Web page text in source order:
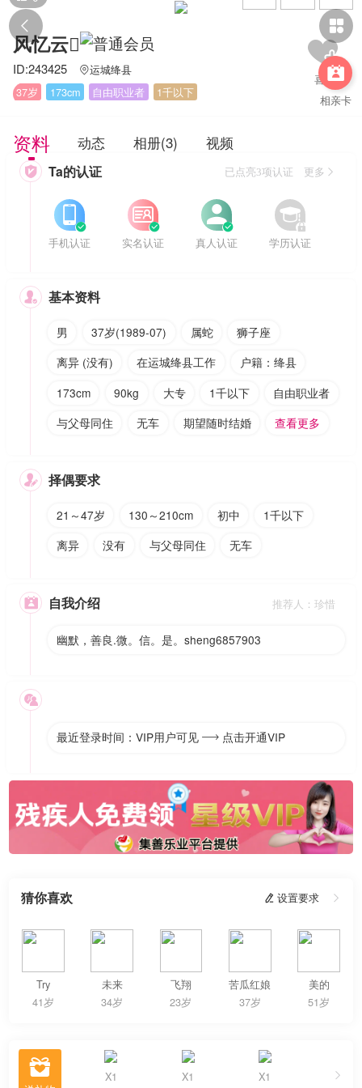
 

相亲卡
风忆云
ID:243425 运城绛县
37岁
173cm 自由职业者 1千以下
资料 动态 相册(3) 视频
 Ta的认证 已点亮3项认证 更多


手机认证


实名认证


真人认证


学历认证
 基本资料
男 37岁(1989-07) 属蛇
狮子座
离异 (没有)
在运城绛县工作
户籍：绛县
173cm
90kg 大专 1千以下
自由职业者
与父母同住
无车 期望随时结婚 查看更多
 择偶要求
21～47岁 130～210cm 初中
1千以下
离异
没有 与父母同住 无车
 自我介绍 推荐人：珍惜
幽默，善良.微。信。是。sheng6857903

最近登录时间：VIP用户可见  点击开通VIP
猜你喜欢  设置要求 
Try
41岁
未来
34岁
飞翔
23岁
苦瓜红娘
37岁
美的
51岁
 X1 X1 X1